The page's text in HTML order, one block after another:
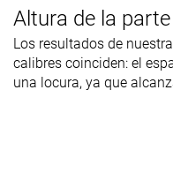
Altura de la
Los resultados de
calibres coinciden: el
una locura, ya que